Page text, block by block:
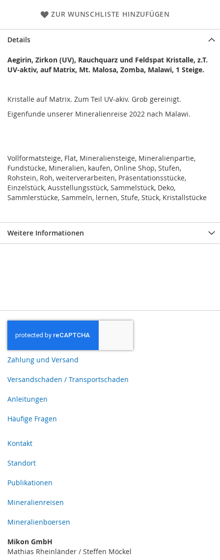
ZUR WUNSCHLISTE HINZUFÜGEN
Details
Aegirin, Zirkon (UV), Rauchquarz und Feldspat Kristalle, z.T.
UV-aktiv, auf Matrix, Mt. Malosa, Zomba, Malawi, 1 Steige.
Kristalle auf Matrix. Zum Teil UV-akiv. Grob gereinigt.
Eigenfunde unserer Mineralienreise 2022 nach Malawi.
Vollformatsteige, Flat, Mineraliensteige, Mineralienpartie,
Fundstücke, Mineralien, kaufen, Online Shop, Stufen,
Rohstein, Roh, weiterverarbeiten, Präsentationsstücke,
Einzelstück, Ausstellungsstück, Sammelstück, Deko,
Sammlerstücke, Sammeln, lernen, Stufe, Stück, Kristallstücke
Weitere Informationen
Zahlung und Versand
Versandschaden / Transportschaden
Anleitungen
Häufige Fragen
Kontakt
Standort
Publikationen
Mineralienreisen
Mineralienboersen
Mikon GmbH
Mathias Rheinländer / Steffen Möckel